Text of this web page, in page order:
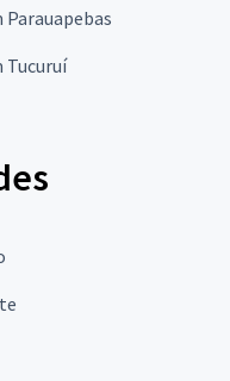
Parauapebas
Tucuruí